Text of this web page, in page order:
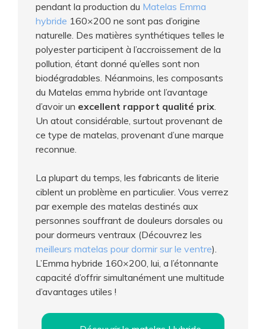
pendant la production du Matelas Emma
hybride 160×200 ne sont pas d’origine
naturelle. Des matières synthétiques telles le
polyester participent à l’accroissement de la
pollution, étant donné qu’elles sont non
biodégradables. Néanmoins, les composants
du Matelas emma hybride ont l’avantage
d’avoir un excellent rapport qualité prix.
Un atout considérable, surtout provenant de
ce type de matelas, provenant d’une marque
reconnue.
La plupart du temps, les fabricants de literie
ciblent un problème en particulier. Vous verrez
par exemple des matelas destinés aux
personnes souffrant de douleurs dorsales ou
pour dormeurs ventraux (Découvrez les
meilleurs matelas pour dormir sur le ventre).
L’Emma hybride 160×200, lui, a l’étonnante
capacité d’offrir simultanément une multitude
d’avantages utiles !